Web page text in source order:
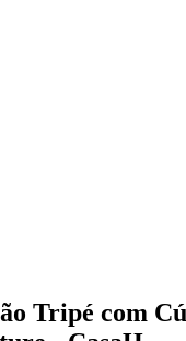
Tripé com